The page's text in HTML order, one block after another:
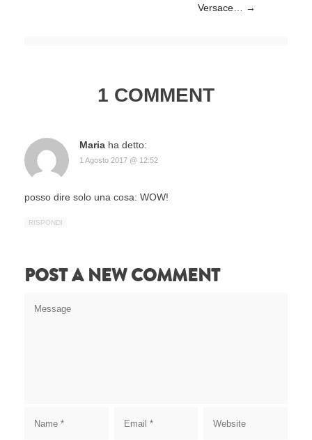
Versace…
→
1 COMMENT
Maria ha detto:
1 Agosto 2017 @ 12:52
posso dire solo una cosa: WOW!
RISPONDI
POST A NEW COMMENT